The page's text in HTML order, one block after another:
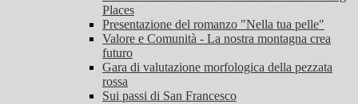
Places
Presentazione del romanzo "Nella tua pelle"
Valore e Comunità - La nostra montagna crea
futuro
Gara di valutazione morfologica della pezzata
rossa
Sui passi di San Francesco